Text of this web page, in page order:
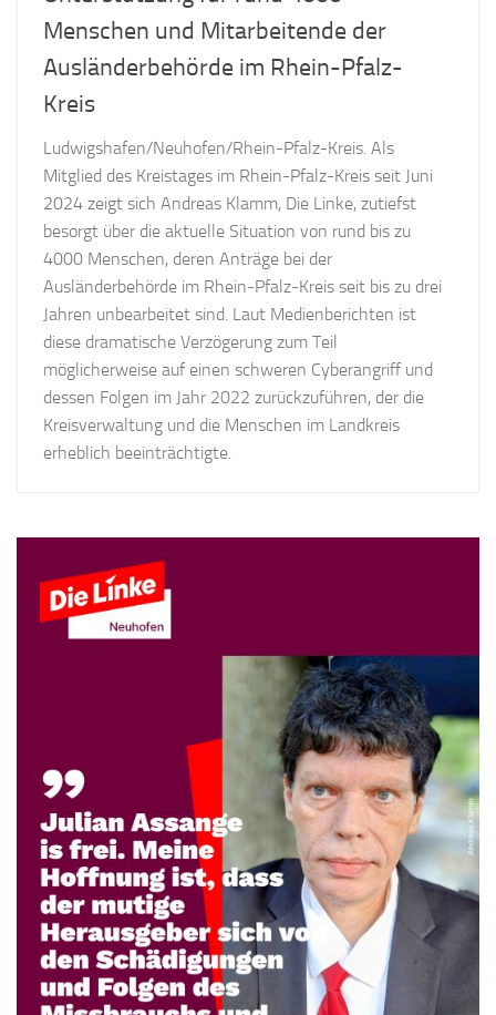
Menschen und Mitarbeitende der
Ausländerbehörde im Rhein-Pfalz-
Kreis
Ludwigshafen/Neuhofen/Rhein-Pfalz-Kreis. Als
Mitglied des Kreistages im Rhein-Pfalz-Kreis seit Juni
2024 zeigt sich Andreas Klamm, Die Linke, zutiefst
besorgt über die aktuelle Situation von rund bis zu
4000 Menschen, deren Anträge bei der
Ausländerbehörde im Rhein-Pfalz-Kreis seit bis zu drei
Jahren unbearbeitet sind. Laut Medienberichten ist
diese dramatische Verzögerung zum Teil
möglicherweise auf einen schweren Cyberangriff und
dessen Folgen im Jahr 2022 zurückzuführen, der die
Kreisverwaltung und die Menschen im Landkreis
erheblich beeinträchtigte.